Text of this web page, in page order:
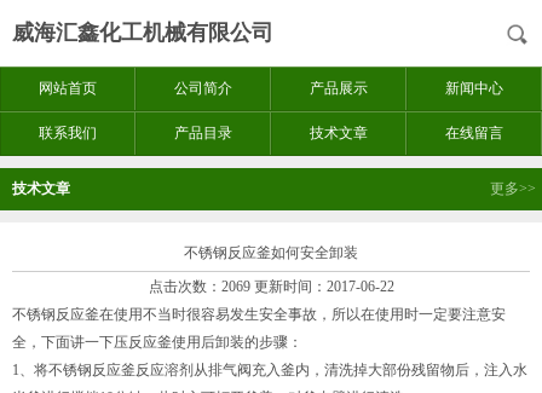
威海汇鑫化工机械有限公司
网站首页 公司简介 产品展示 新闻中心
联系我们 产品目录 技术文章 在线留言
技术文章 更多>>
不锈钢反应釜如何安全卸装
点击次数：2069 更新时间：2017-06-22
不锈钢反应釜在使用不当时很容易发生安全事故，所以在使用时一定要注意安
全，下面讲一下压反应釜使用后卸装的步骤：
1、将不锈钢反应釜反应溶剂从排气阀充入釜内，清洗掉大部份残留物后，注入水